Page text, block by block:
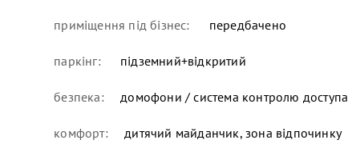
приміщення під бізнес: передбачено
паркінг: підземний+відкритий
безпека: домофони / система контролю доступа
комфорт: дитячий майданчик, зона відпочинку